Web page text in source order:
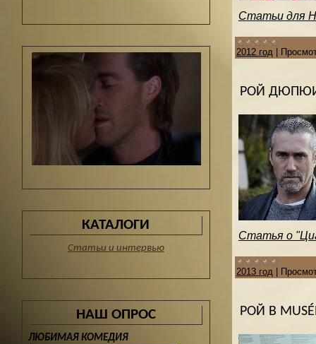
КАТАЛОГИ
Статьи и интервью
НАШ ОПРОС
ЛЮБИМАЯ КОМЕДИЯ
Статьи для
2012 год
РОЙ
Статья о
2013 год
РОЙ В